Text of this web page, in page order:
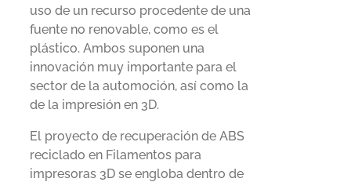
uso de un recurso procedente de una
fuente no renovable, como es el
plástico. Ambos suponen una
innovación muy importante para el
sector de la automoción, así como la
de la impresión en 3D.
El proyecto de recuperación de ABS
reciclado en Filamentos para
impresoras 3D se engloba dentro de